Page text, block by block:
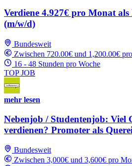
Verdiene 4.927€ pro Monat als
(m/w/d)
Bundesweit
Zwischen 720.00€ und 1,200.00€
16 - 48 Stunden pro Woche
TOP JOB
mehr lesen
Nebenjob / Studentenjob: Viel
verdienen? Promoter als
Bundesweit
Zwischen 3,000€ und 3,600€ pro